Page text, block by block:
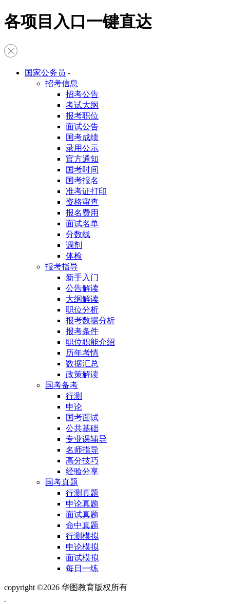
各项目入口一键直达
国家公务员 -
招考信息
招考公告
考试大纲
报考职位
面试公告
国考成绩
录用公示
官方通知
国考时间
国考报名
准考证打印
资格审查
报名费用
面试名单
分数线
调剂
体检
报考指导
新手入门
公告解读
大纲解读
职位分析
报考数据分析
报考条件
职位职能介绍
历年考情
数据汇总
政策解读
国考备考
行测
申论
国考面试
公共基础
专业课辅导
名师指导
高分技巧
经验分享
国考真题
行测真题
申论真题
面试真题
命中真题
行测模拟
申论模拟
面试模拟
每日一练
copyright ©2026 华图教育版权所有